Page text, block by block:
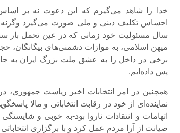
خدا را شاهد می‌گیرم که این دعوت نه بر
احساس تکلیف دینی و ملی صورت می‌گیرد
سال مسئولیت خود زمانی که در عین تحمل بار
میهن اسلامی، به موازات دشمنی‌های بیگانگان،
برخی در داخل را به عشق ملت بزرگ ایران به
پس داده‌ایم.
همچنین در امر انتخابات اخیر ریاست
نماینده‌ای از خود در رقابت انتخاباتی و مالا
اتهامات و انتقادات ناروا بود-به خوبی و
صیانت از آرا مردم عمل کرد و با برگزاری